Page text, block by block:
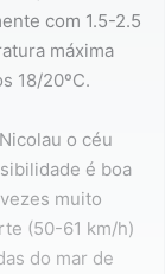
com 1.5-2.5
máxima
18/20ºC.
o céu
é boa
muito
(50-61 km/h)
do mar de